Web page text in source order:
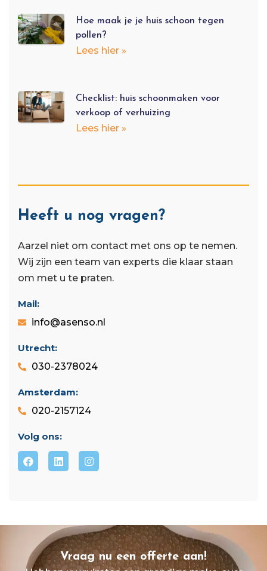
Hoe maak je je huis schoon tegen
pollen?
Lees hier »
Checklist: huis schoonmaken voor
verkoop of verhuizing
Lees hier »
Heeft u nog vragen?
Aarzel niet om contact met ons op te nemen.
Wij zijn een team van experts die klaar staan ​​
om met u te praten.
Mail:
info@asenso.nl
Utrecht:
030-2378024
Amsterdam:
020-2157124
Volg ons:
Vraag nu een offerte aan!